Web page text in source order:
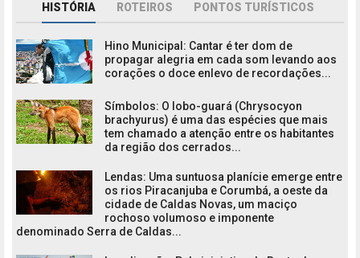
HISTÓRIA ROTEIROS PONTOS TURÍSTICOS
Hino Municipal: Cantar é ter dom de
propagar alegria em cada som levando aos
corações o doce enlevo de recordações...
Símbolos: O lobo-guará (Chrysocyon
brachyurus) é uma das espécies que mais
tem chamado a atenção entre os habitantes
da região dos cerrados...
Lendas: Uma suntuosa planície emerge entre
os rios Piracanjuba e Corumbá, a oeste da
cidade de Caldas Novas, um maciço
rochoso volumoso e imponente
denominado Serra de Caldas...